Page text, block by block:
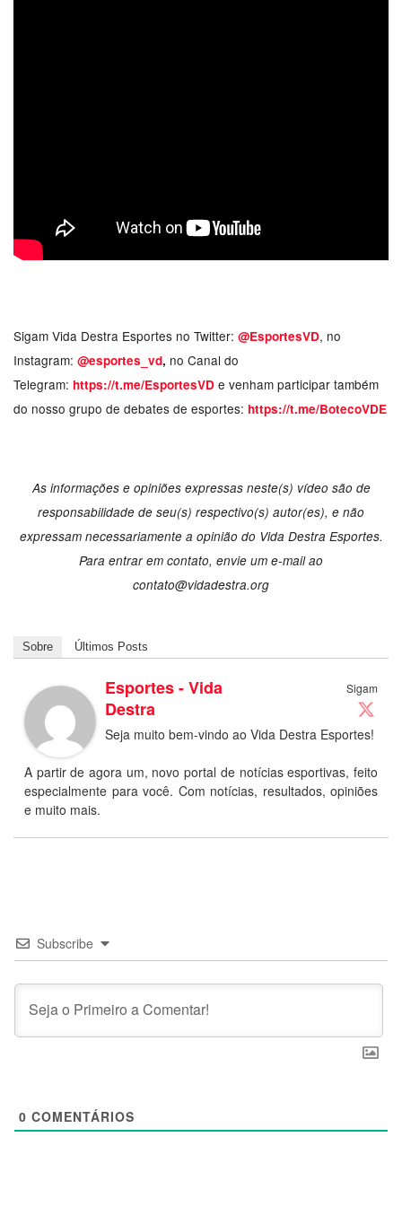
Sigam Vida Destra Esportes no Twitter: @EsportesVD, no
Instagram: @esportes_vd, no Canal do
Telegram: https://t.me/EsportesVD e venham participar também
do nosso grupo de debates de esportes: https://t.me/BotecoVDE
As informações e opiniões expressas neste(s) vídeo são de
responsabilidade de seu(s) respectivo(s) autor(es), e não
expressam necessariamente a opinião do Vida Destra Esportes.
Para entrar em contato, envie um e-mail ao
contato@vidadestra.org
Sobre Últimos Posts
Sigam
Esportes - Vida
Destra
Seja muito bem-vindo ao Vida Destra Esportes!
A partir de agora um, novo portal de notícias esportivas, feito
especialmente para você. Com notícias, resultados, opiniões
e muito mais.
Subscribe
0 COMENTÁRIOS